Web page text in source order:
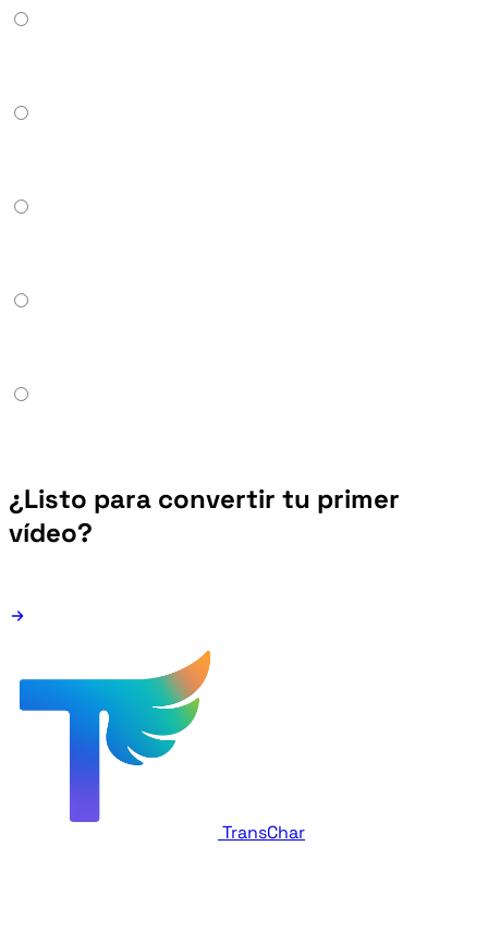
¿Listo para convertir tu primer
vídeo?
TransChar